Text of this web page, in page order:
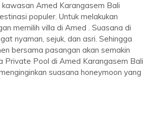
Amed Karangasem Bali
populer. Untuk melakukan
memilih villa di Amed . Suasana di
nyaman, sejuk, dan asri. Sehingga
bersama pasangan akan semakin
Private Pool di Amed Karangasem Bali
suasana honeymoon yang